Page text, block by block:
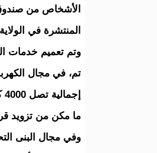
الأشخاص من صندوق
المنتشرة في
ما مكن من تزويد
وفي مجال البنى